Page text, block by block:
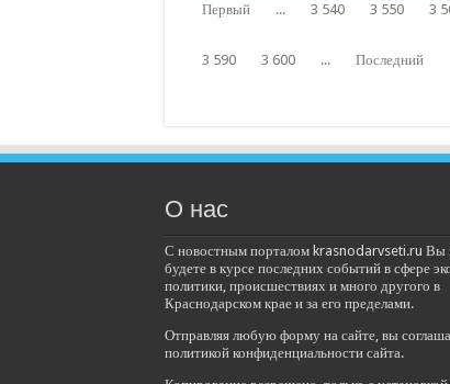
Первый ... 3 540 3 550 3
3 590
3 600 ... Последний
О нас
С новостным порталом krasnodarvseti.ru Вы
будете в курсе последних событий в сфере
политики, происшествиях и много другого в
Краснодарском крае и за его пределами.
Отправляя любую форму на сайте, вы
политикой конфиденциальности сайта.